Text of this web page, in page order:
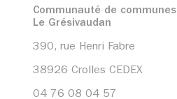
Communauté de communes
Le Grésivaudan
390, rue Henri Fabre
38926 Crolles CEDEX
04 76 08 04 57